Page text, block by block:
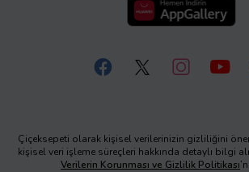
Çiçeksepeti olarak kişisel verilerinizin gizliliğini
kişisel veri işleme süreçleri hakkında detaylı bilgi
Verilerin Korunması ve Gizlilik Politikası